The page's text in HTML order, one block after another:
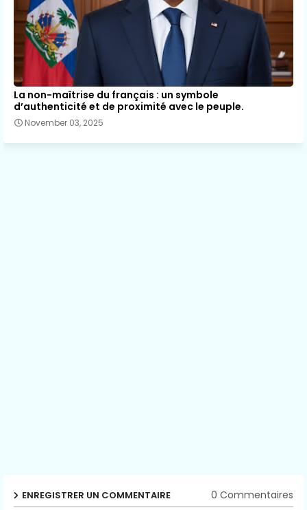
La non-maîtrise du français : un symbole
d’authenticité et de proximité avec le peuple.
November 03, 2025
ENREGISTRER UN COMMENTAIRE 0 Commentaires